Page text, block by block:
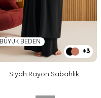
BÜYÜK BEDEN
+3
Siyah Rayon Sabahlık